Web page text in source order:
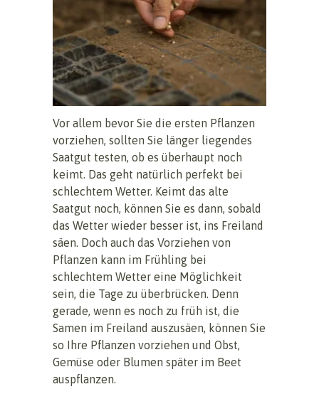
Vor allem bevor Sie die ersten Pflanzen
vorziehen, sollten Sie länger liegendes
Saatgut testen, ob es überhaupt noch
keimt. Das geht natürlich perfekt bei
schlechtem Wetter. Keimt das alte
Saatgut noch, können Sie es dann, sobald
das Wetter wieder besser ist, ins Freiland
säen. Doch auch das Vorziehen von
Pflanzen kann im Frühling bei
schlechtem Wetter eine Möglichkeit
sein, die Tage zu überbrücken. Denn
gerade, wenn es noch zu früh ist, die
Samen im Freiland auszusäen, können Sie
so Ihre Pflanzen vorziehen und Obst,
Gemüse oder Blumen später im Beet
auspflanzen.